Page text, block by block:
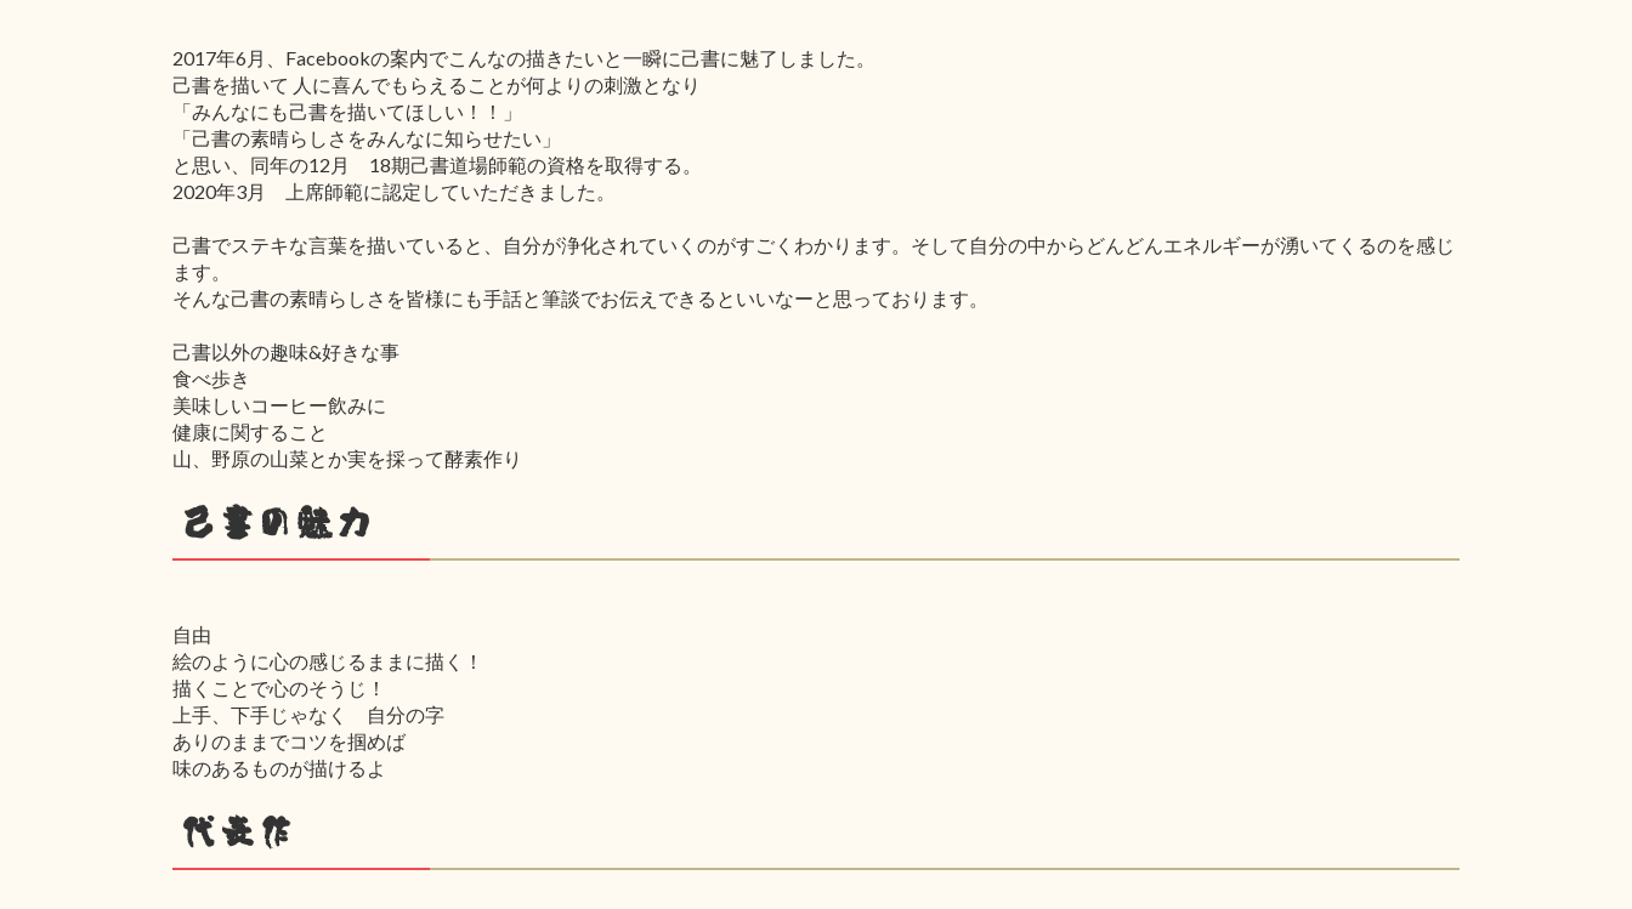
2017年6月、Facebookの案内でこんなの描きたいと一瞬に己書に魅了しました。
己書を描いて 人に喜んでもらえることが何よりの刺激となり
「みんなにも己書を描いてほしい！！」
「己書の素晴らしさをみんなに知らせたい」
と思い、同年の12月 18期己書道場師範の資格を取得する。
2020年3月 上席師範に認定していただきました。
己書でステキな言葉を描いていると、自分が浄化されていくのがすごくわかります。そして自分の中からどんどんエネルギーが湧いてくるのを感じ
ます。
そんな己書の素晴らしさを皆様にも手話と筆談でお伝えできるといいなーと思っております。
己書以外の趣味&好きな事
食べ歩き
美味しいコーヒー飲みに
健康に関すること
山、野原の山菜とか実を採って酵素作り
己書の魅力
自由
絵のように心の感じるままに描く！
描くことで心のそうじ！
上手、下手じゃなく 自分の字
ありのままでコツを掴めば
味のあるものが描けるよ
代表作